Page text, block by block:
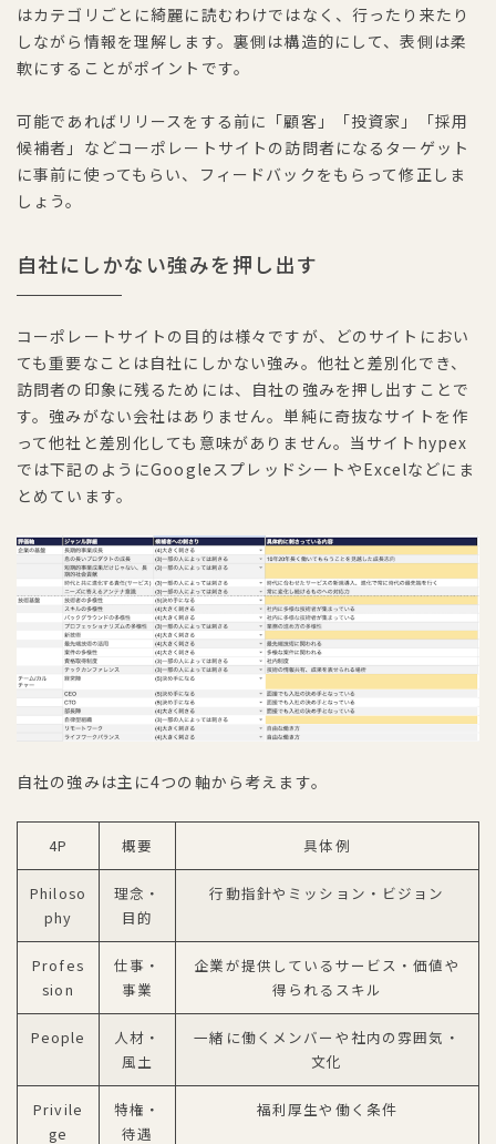
はカテゴリごとに綺麗に読むわけではなく、行ったり来たり
しながら情報を理解します。裏側は構造的にして、表側は柔
軟にすることがポイントです。
可能であればリリースをする前に「顧客」「投資家」「採用
候補者」などコーポレートサイトの訪問者になるターゲット
に事前に使ってもらい、フィードバックをもらって修正しま
しょう。
自社にしかない強みを押し出す
コーポレートサイトの目的は様々ですが、どのサイトにおい
ても重要なことは自社にしかない強み。他社と差別化でき、
訪問者の印象に残るためには、自社の強みを押し出すことで
す。強みがない会社はありません。単純に奇抜なサイトを作
って他社と差別化しても意味がありません。当サイトhypex
では下記のようにGoogleスプレッドシートやExcelなどにま
とめています。
自社の強みは主に4つの軸から考えます。
4P 概要 具体例
Philoso
phy
理念・
目的
行動指針やミッション・ビジョン
Profes
sion
仕事・
事業
企業が提供しているサービス・価値や
得られるスキル
People
人材・
風土
一緒に働くメンバーや社内の雰囲気・
文化
Privile
ge
特権・
待遇
福利厚生や働く条件